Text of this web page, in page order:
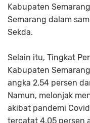
Kabupaten
Semarang dalam
Sekda.
Selain itu, Tingkat
Kabupaten
angka 2,54 persen
Namun, melonjak
akibat pandemi
tercatat 4,05 persen